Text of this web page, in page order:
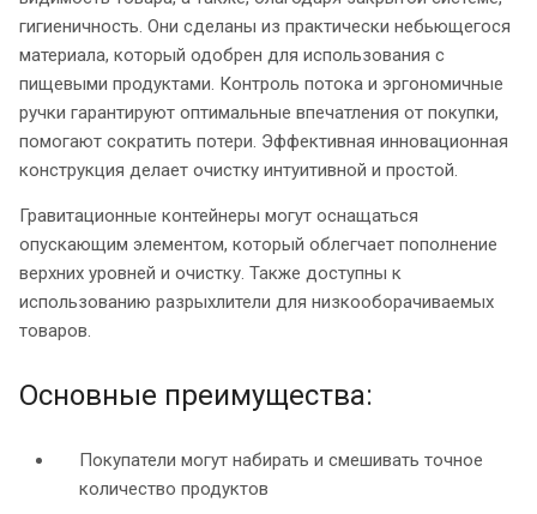
гигиеничность. Они сделаны из практически небьющегося
материала, который одобрен для использования с
пищевыми продуктами. Контроль потока и эргономичные
ручки гарантируют оптимальные впечатления от покупки,
помогают сократить потери. Эффективная инновационная
конструкция делает очистку интуитивной и простой.
Гравитационные контейнеры могут оснащаться
опускающим элементом, который облегчает пополнение
верхних уровней и очистку. Также доступны к
использованию разрыхлители для низкооборачиваемых
товаров.
Основные преимущества:
Покупатели могут набирать и смешивать точное
количество продуктов